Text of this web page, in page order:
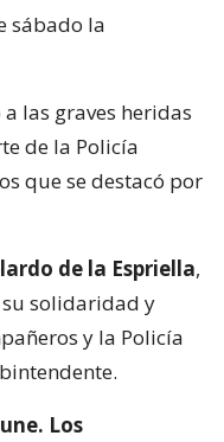
sábado la
las graves heridas
de la Policía
que se destacó por
de la Espriella,
solidaridad y
y la Policía
Los